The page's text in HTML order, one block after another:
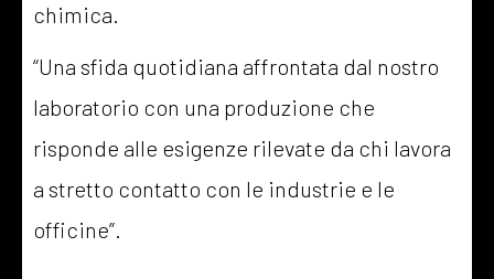
chimica.
“Una sfida quotidiana affrontata dal nostro
laboratorio con una produzione che
risponde alle esigenze rilevate da chi lavora
a stretto contatto con le industrie e le
officine”.